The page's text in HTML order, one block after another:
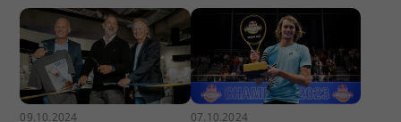
09.10.2024 07.10.2024